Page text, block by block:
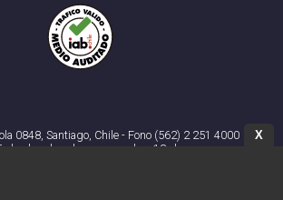
0848, Santiago, Chile - Fono (562) 2 251 4000
los derechos reservados. 13.cl
X